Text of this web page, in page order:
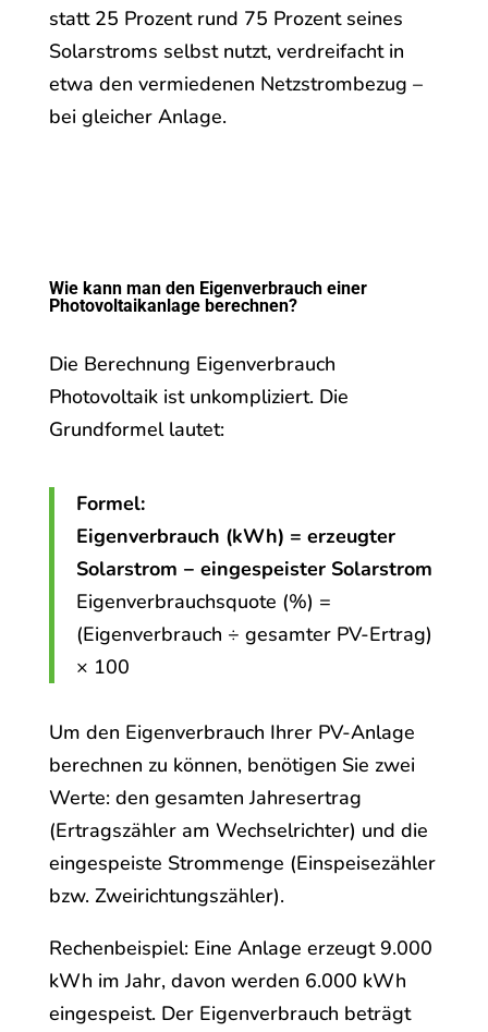
statt 25 Prozent rund 75 Prozent seines
Solarstroms selbst nutzt, verdreifacht in
etwa den vermiedenen Netzstrombezug –
bei gleicher Anlage.
Wie kann man den Eigenverbrauch einer
Photovoltaikanlage berechnen?
Die Berechnung Eigenverbrauch
Photovoltaik ist unkompliziert. Die
Grundformel lautet:
Formel:
Eigenverbrauch (kWh) = erzeugter
Solarstrom − eingespeister Solarstrom
Eigenverbrauchsquote (%) =
(Eigenverbrauch ÷ gesamter PV-Ertrag)
× 100
Um den Eigenverbrauch Ihrer PV-Anlage
berechnen zu können, benötigen Sie zwei
Werte: den gesamten Jahresertrag
(Ertragszähler am Wechselrichter) und die
eingespeiste Strommenge (Einspeisezähler
bzw. Zweirichtungszähler).
Rechenbeispiel: Eine Anlage erzeugt 9.000
kWh im Jahr, davon werden 6.000 kWh
eingespeist. Der Eigenverbrauch beträgt